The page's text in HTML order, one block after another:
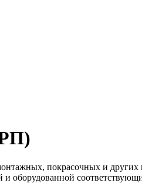
покрасочных и других
и оборудованной